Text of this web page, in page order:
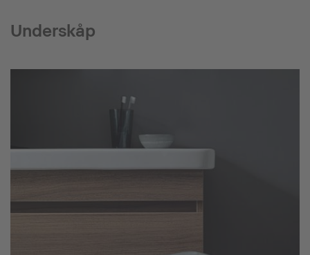
Underskåp